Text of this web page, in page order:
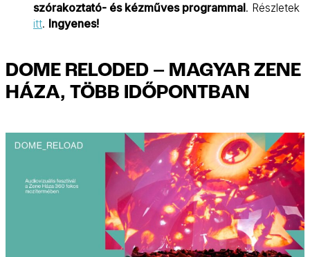
szórakoztató- és kézműves programmal. Részletek
itt. Ingyenes!
DOME RELODED – MAGYAR ZENE
HÁZA, TÖBB IDŐPONTBAN